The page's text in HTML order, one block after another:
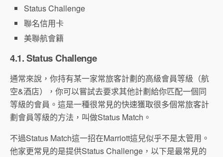
Status Challenge
聯名信用卡
美聯航會籍
4.1. Status Challenge
通常來說，你持有某一家常旅客計劃的高級會員等級（航
空&酒店），你可以嘗試去要求其他計劃給你匹配一個同
等級的會員。這是一種很常見的快速獲取很多個常旅客計
劃會員等級的方法，叫做Status Match。
不過Status Match這一招在Marriott這兒似乎不是太管用。
他家更常見的是提供Status Challenge，以下是最常見的